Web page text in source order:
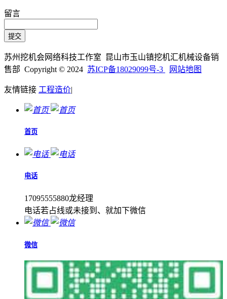
留言
苏州挖机会网络科技工作室 昆山市玉山镇挖机汇机械设备销
售部 Copyright © 2024 苏ICP备18029099号-3 网站地图
友情链接 工程造价|
首页
电话
17095555880龙经理
电话若占线或未接到、就加下微信
微信